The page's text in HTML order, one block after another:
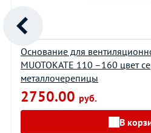
Основание для
MUOTOKATE 110 –160 цвет
металлочерепицы
2750.00 руб.
В